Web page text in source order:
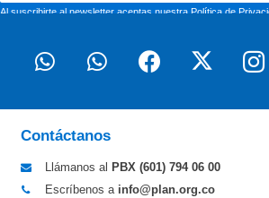
Al suscribirte al newsletter aceptas nuestraPolítica de
Contáctanos
Llámanos al PBX (601) 794 06 00
Escríbenos a info@plan.org.co